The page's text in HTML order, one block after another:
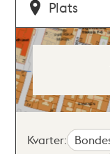
Plats
Kvarter: